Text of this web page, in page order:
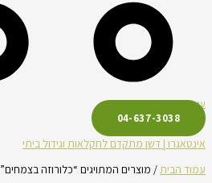
עגלת קניות
04-637-3038
אינטאגרו | דשן מתקדם לחקלאות וגידול ביתי
עמוד הבית/ מוצרים המתויגים “כלורוזה בצמחים”